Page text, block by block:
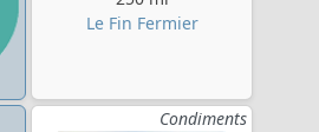
Le Fin Fermier
Condiments